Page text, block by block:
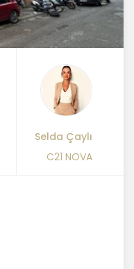
Selda Çaylı
C21 NOVA